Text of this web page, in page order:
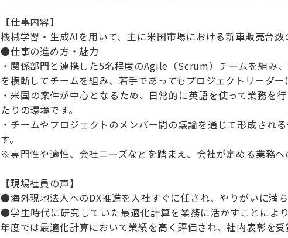
【仕事内容】
機械学習・生成AIを用いて、主に米国市場における新車販売台数
●仕事の進め方・魅力
・関係部門と連携した5名程度のAgile（Scrum）チームを組み
を横断してチームを組み、若手であってもプロジェクトリーダー
・米国の案件が中心となるため、日常的に英語を使って業務を
たりの環境です。
・チームやプロジェクトのメンバー間の議論を通じて形成され
す。
※専門性や適性、会社ニーズなどを踏まえ、会社が定める業務
【現場社員の声】
●海外現地法人へのDX推進を入社すぐに任され、やりがいに満ち
●学生時代に研究していた最適化計算を業務に活かすことによ
年度では最適化計算において業績を高く評価され、社内表彰を受